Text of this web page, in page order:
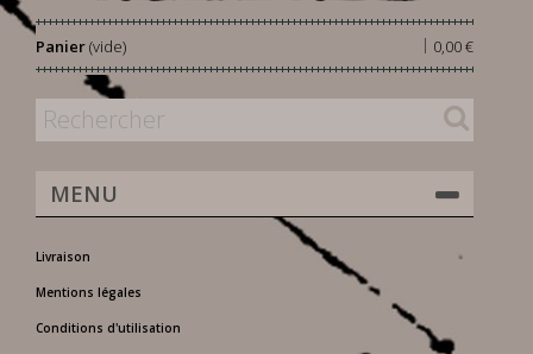
Panier 0,00 €
|
(vide)
MENU
Livraison
Mentions légales
Conditions d'utilisation